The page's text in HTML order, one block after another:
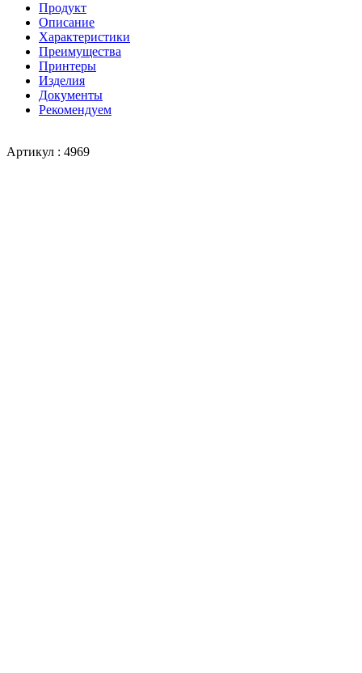
Продукт
Описание
Характеристики
Преимущества
Принтеры
Изделия
Документы
Рекомендуем
Артикул : 4969